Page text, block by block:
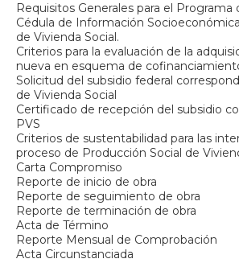
Requisitos Generales para el Programa
Cédula de Información
de Vivienda Social.
Criterios para la evaluación de la
nueva en esquema de
Solicitud del subsidio federal
de Vivienda Social
Certificado de recepción del subsidio
PVS
Criterios de sustentabilidad para las
proceso de Producción Social de
Carta Compromiso
Reporte de inicio de obra
Reporte de seguimiento de obra
Reporte de terminación de obra
Acta de Término
Reporte Mensual de Comprobación
Acta Circunstanciada